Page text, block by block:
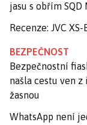
jasu s obřím
Recenze: JVC
BEZPEČNOST
Bezpečnostní
našla cestu ven
žasnou
WhatsApp není